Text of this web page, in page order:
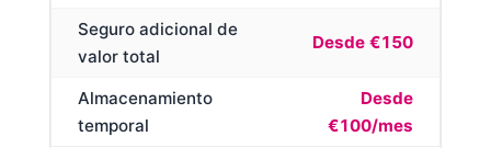
Seguro adicional de
valor total
Desde €150
Almacenamiento
temporal
Desde
€100/mes